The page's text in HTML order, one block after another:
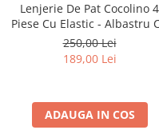
Lenjerie De Pat Cocolino 4
Piese Cu Elastic - Albastru
Ursuleti
250,00 Lei
189,00 Lei
ADAUGA IN COS